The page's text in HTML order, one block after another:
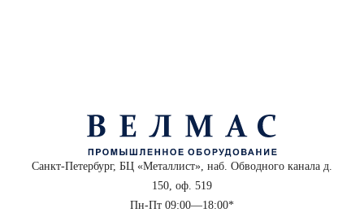
Санкт-Петербург, БЦ «Металлист», наб. Обводного канала д.
150, оф. 519
Пн-Пт 09:00—18:00*